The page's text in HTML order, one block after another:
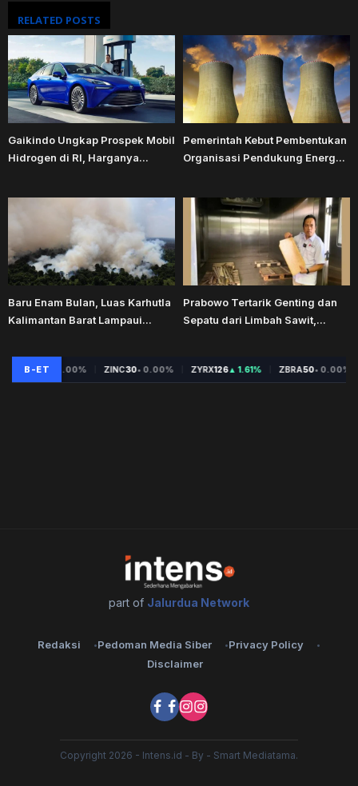
RELATED POSTS
Gaikindo Ungkap Prospek Mobil
Hidrogen di RI, Harganya...
Pemerintah Kebut Pembentukan
Organisasi Pendukung Energ...
Baru Enam Bulan, Luas Karhutla
Kalimantan Barat Lampaui...
Prabowo Tertarik Genting dan
Sepatu dari Limbah Sawit,...
part of Jalurdua Network
Redaksi Pedoman Media Siber
Privacy Policy
Disclaimer
Copyright 2026 - Intens.id - By - Smart Mediatama.